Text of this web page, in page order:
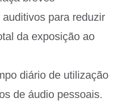
para reduzir
da exposição ao
diário de utilização
de áudio pessoais.